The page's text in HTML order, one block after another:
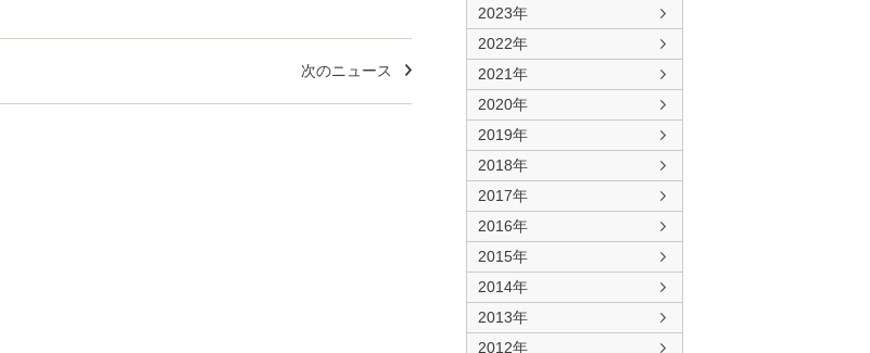
2023年
2022年
2021年
2020年
2019年
2018年
2017年
2016年
2015年
2014年
2013年
2012年
次のニュース